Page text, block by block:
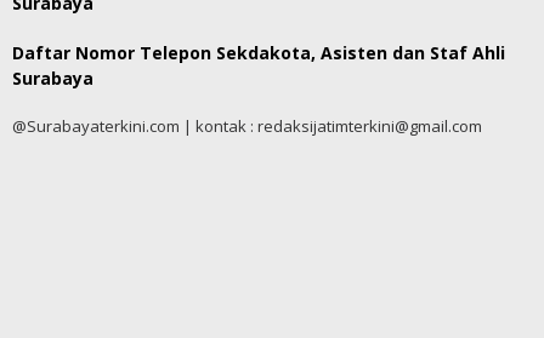
Daftar Nomor Telepon Sekdakota, Asisten dan Staf Ahli
Surabaya
@Surabayaterkini.com | kontak : redaksijatimterkini@gmail.com